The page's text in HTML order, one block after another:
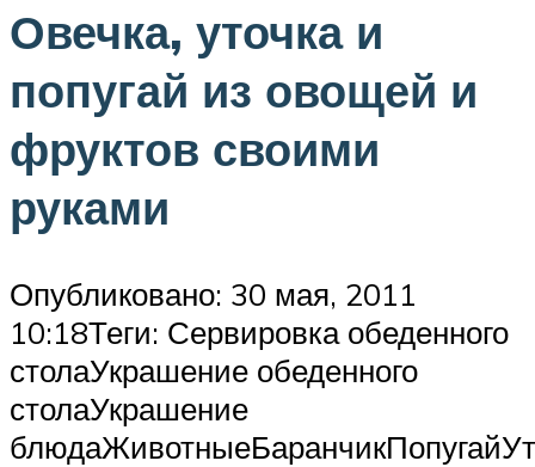
Овечка, уточка и
попугай из овощей и
фруктов своими
руками
Опубликовано: 30 мая, 2011
10:18Теги: Сервировка обеденного
столаУкрашение обеденного
столаУкрашение